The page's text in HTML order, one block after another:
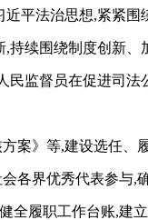
平法治思想,紧紧围
持续围绕制度创新、
民监督员在促进司法
》等,建设选任、履
各界优秀代表参与,
全履职工作台账,建